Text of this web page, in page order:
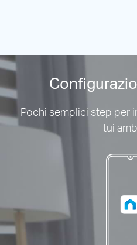
Pochi semplici step per
tui